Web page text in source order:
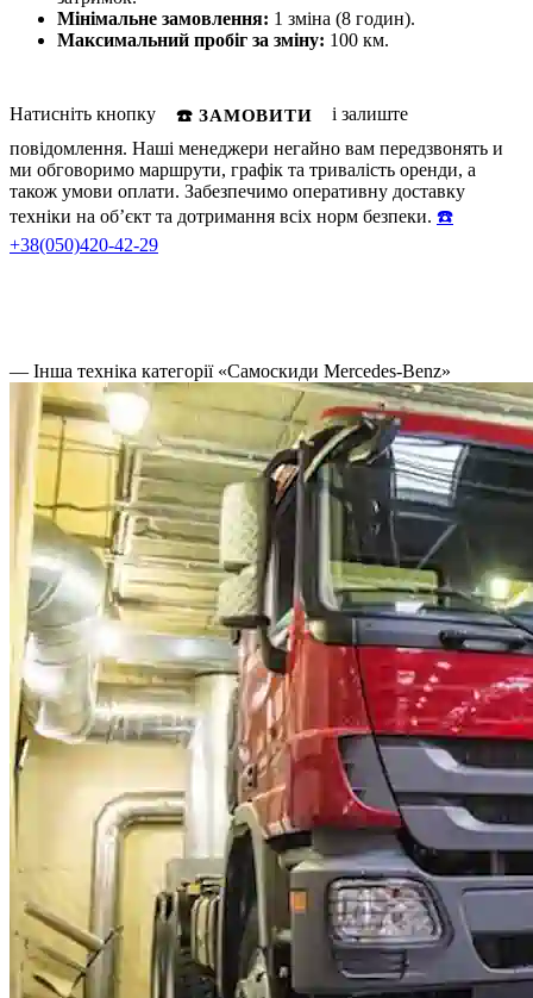
Мінімальне замовлення: 1 зміна (8 годин).
Максимальний пробіг за зміну: 100 км.
Натисніть кнопку ☎️ ЗАМОВИТИ
і залиште
повідомлення. Наші менеджери негайно вам передзвонять и
ми обговоримо маршрути, графік та тривалість оренди, а
також умови оплати. Забезпечимо оперативну доставку
техніки на об’єкт та дотримання всіх норм безпеки. ☎️
+38(050)420-42-29
— Інша техніка категорії «Самоскиди Mercedes-Benz»